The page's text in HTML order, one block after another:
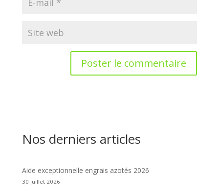
Nos derniers articles
Aide exceptionnelle engrais azotés 2026
30 juillet 2026